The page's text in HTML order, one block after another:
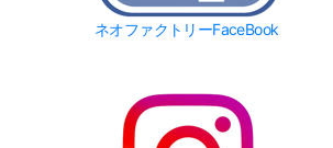
ネオファクトリーFaceBook